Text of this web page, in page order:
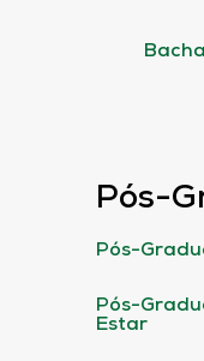
Pós-
Pós-
Pós-
Estar